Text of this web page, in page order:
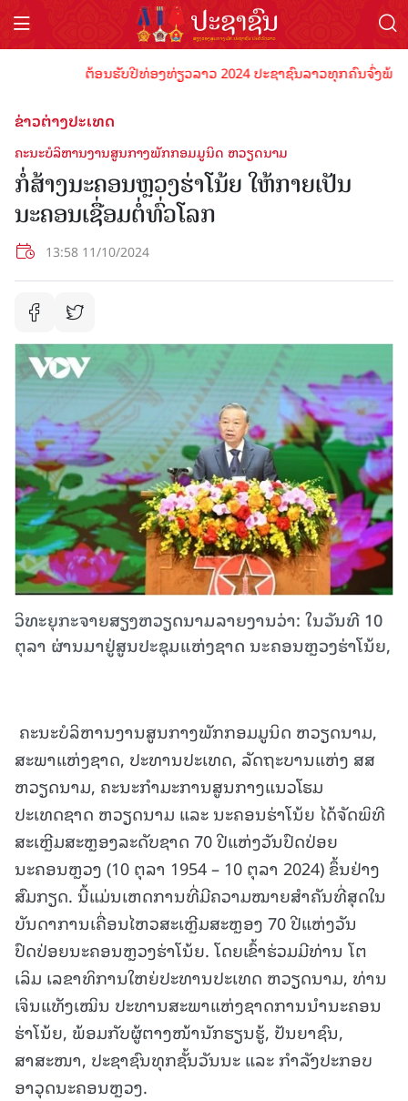
ຕ້ອນຮັບປີທ່ອງທ່ຽວລາວ 2024 ປະຊາຊົນລາວທຸກຄົນຈົ່ງພ້ອມ
ຂ່າວຕ່າງປະເທດ
ຄະນະບໍລິຫານງານສູນກາງພັກກອມມູນິດ ຫວຽດນາມ
ກໍ່ສ້າງນະຄອນຫຼວງຮ່າໂນ້ຍ ໃຫ້ກາຍເປັນ
ນະຄອນເຊື່ອມຕໍ່ທົ່ວໂລກ
13:58 11/10/2024
ວິທະຍຸກະຈາຍສຽງຫວຽດນາມລາຍງານວ່າ: ໃນວັນທີ 10
ຕຸລາ ຜ່ານມາຢູ່ສູນປະຊຸມແຫ່ງຊາດ ນະຄອນຫຼວງຮ່າໂນ້ຍ,
ຄະນະບໍລິຫານງານສູນກາງພັກກອມມູນິດ ຫວຽດນາມ,
ສະພາແຫ່ງຊາດ, ປະທານປະເທດ, ລັດຖະບານແຫ່ງ ສສ
ຫວຽດນາມ, ຄະນະກຳມະການສູນກາງແນວໂຮມ
ປະເທດຊາດ ຫວຽດນາມ ແລະ ນະຄອນຮ່າໂນ້ຍ ໄດ້ຈັດພິທີ
ສະເຫຼີມສະຫຼອງລະດັບຊາດ 70 ປີແຫ່ງວັນປົດປ່ອຍ
ນະຄອນຫຼວງ (10 ຕຸລາ 1954 – 10 ຕຸລາ 2024) ຂຶ້ນຢ່າງ
ສົມກຽດ. ນີ້ແມ່ນເຫດການທີ່ມີຄວາມໝາຍສຳຄັນທີ່ສຸດໃນ
ບັນດາການເຄື່ອນໄຫວສະເຫຼີມສະຫຼອງ 70 ປີແຫ່ງວັນ
ປົດປ່ອຍນະຄອນຫຼວງຮ່າໂນ້ຍ. ໂດຍເຂົ້າຮ່ວມມີທ່ານ ໂຕ
ເລິມ ເລຂາທິການໃຫຍ່ປະທານປະເທດ ຫວຽດນາມ, ທ່ານ
ເຈິນແທັງເໝິນ ປະທານສະພາແຫ່ງຊາດການນຳນະຄອນ
ຮ່າໂນ້ຍ, ພ້ອມກັບຜູ້ຕາງໜ້ານັກຮຽນຮູ້, ປັນຍາຊົນ,
ສາສະໜາ, ປະຊາຊົນທຸກຊັ້ນວັນນະ ແລະ ກຳລັງປະກອບ
ອາວຸດນະຄອນຫຼວງ.